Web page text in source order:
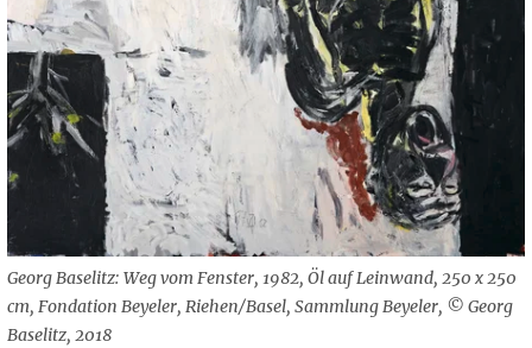
Georg Baselitz: Weg vom Fenster, 1982, Öl auf Leinwand, 250 x 250
cm, Fondation Beyeler, Riehen/Basel, Sammlung Beyeler, © Georg
Baselitz, 2018